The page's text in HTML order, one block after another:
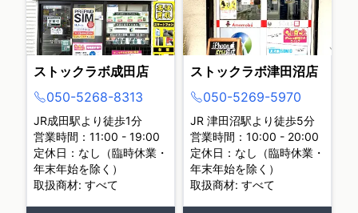
ストックラボ成田店
050-5268-8313
JR成田駅より徒歩1分
営業時間：11:00 - 19:00
定休日：なし（臨時休業・
年末年始を除く）
取扱商材: すべて
ストックラボ津田沼店
050-5269-5970
JR 津田沼駅より徒歩5分
営業時間：10:00 - 20:00
定休日：なし（臨時休業・
年末年始を除く）
取扱商材: すべて